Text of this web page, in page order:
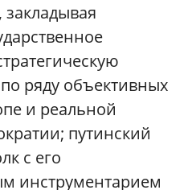
закладывая
ряду объективных
и реальной
путинский
с его
инструментарием